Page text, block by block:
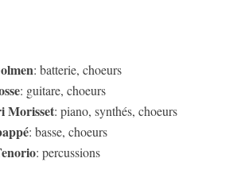
: batterie, choeurs
: guitare, choeurs
Morisset: piano, synthés, choeurs
: basse, choeurs
: percussions